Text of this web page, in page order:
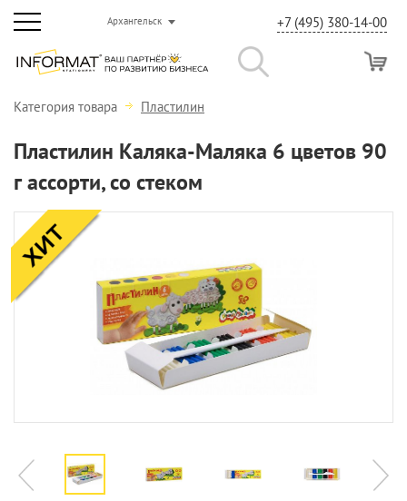
Архангельск +7 (495) 380-14-00
Категория товара Пластилин
Пластилин Каляка-Маляка 6 цветов 90
г ассорти, со стеком